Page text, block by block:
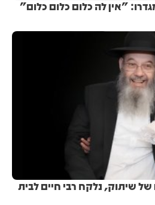
"אין לה כלום כלום כלום"
לאחר 7 שנים של שיתוק, נלקח רבי חיים לבית